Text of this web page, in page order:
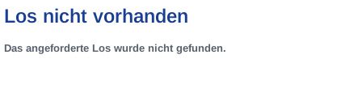
Los nicht vorhanden
Das angeforderte Los wurde nicht gefunden.